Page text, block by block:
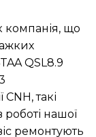
компанія, що
QSL8.9
такі
нашої
ремонтують